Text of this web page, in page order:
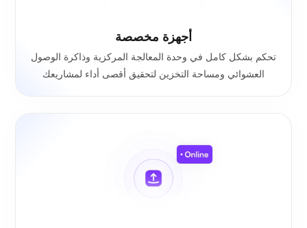
أجهزة مخصصة
تحكم بشكل كامل في وحدة المعالجة المركزية وذاكرة الوصول
العشوائي ومساحة التخزين لتحقيق أقصى أداء لمشاريعك